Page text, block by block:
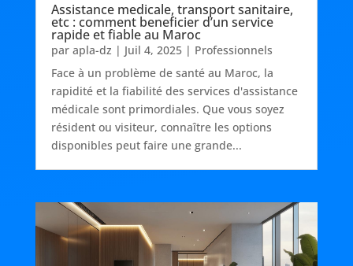
Assistance medicale, transport sanitaire,
etc : comment beneficier d’un service
rapide et fiable au Maroc
par apla-dz | Juil 4, 2025| Professionnels
Face à un problème de santé au Maroc, la
rapidité et la fiabilité des services d'assistance
médicale sont primordiales. Que vous soyez
résident ou visiteur, connaître les options
disponibles peut faire une grande...